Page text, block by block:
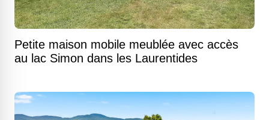
Petite maison mobile meublée avec accès
au lac Simon dans les Laurentides